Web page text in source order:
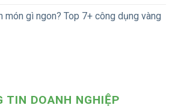
món gì ngon? Top 7+ công dụng vàng
TIN DOANH NGHIỆP